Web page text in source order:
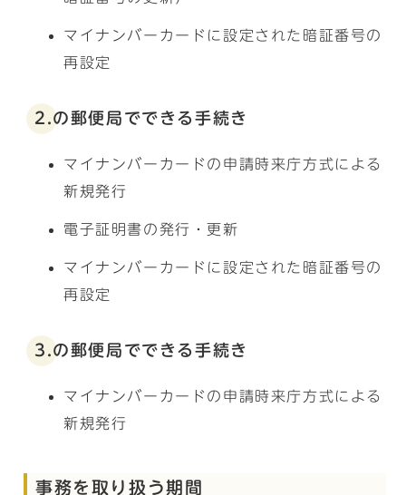
マイナンバーカードに設定された暗証番号の
再設定
2.の郵便局でできる手続き
マイナンバーカードの申請時来庁方式による
新規発行
電子証明書の発行・更新
マイナンバーカードに設定された暗証番号の
再設定
3.の郵便局でできる手続き
マイナンバーカードの申請時来庁方式による
新規発行
事務を取り扱う期間